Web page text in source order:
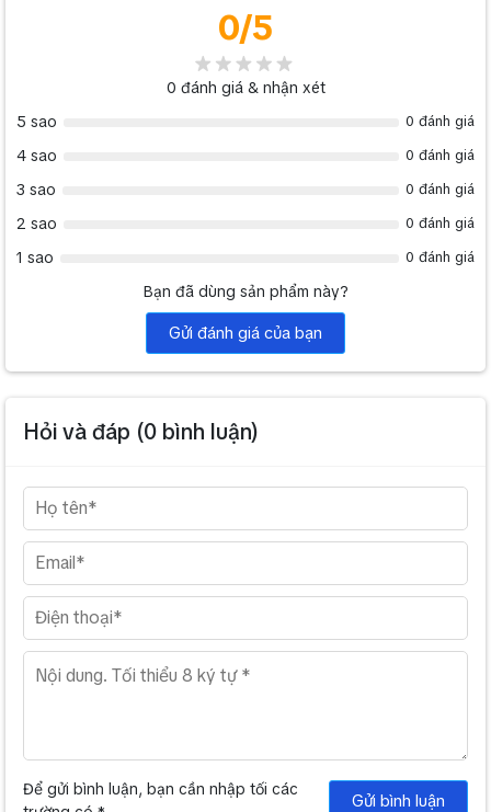
0/5
0 đánh giá & nhận xét
5 sao
0 đánh giá
4 sao 0 đánh giá
3 sao 0 đánh giá
2 sao 0 đánh giá
1 sao 0 đánh giá
Bạn đã dùng sản phẩm này?
Gửi đánh giá của bạn
Hỏi và đáp (0 bình luận)
Để gửi bình luận, bạn cần nhập tối các
Gửi bình luận